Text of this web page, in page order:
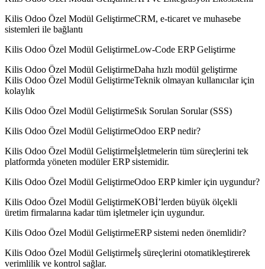
Kilis Odoo Özel Modül GeliştirmeCRM, e-ticaret ve muhasebe
sistemleri ile bağlantı
Kilis Odoo Özel Modül GeliştirmeLow-Code ERP Geliştirme
Kilis Odoo Özel Modül GeliştirmeDaha hızlı modül geliştirme
Kilis Odoo Özel Modül GeliştirmeTeknik olmayan kullanıcılar için
kolaylık
Kilis Odoo Özel Modül GeliştirmeSık Sorulan Sorular (SSS)
Kilis Odoo Özel Modül GeliştirmeOdoo ERP nedir?
Kilis Odoo Özel Modül Geliştirmeİşletmelerin tüm süreçlerini tek
platformda yöneten modüler ERP sistemidir.
Kilis Odoo Özel Modül GeliştirmeOdoo ERP kimler için uygundur?
Kilis Odoo Özel Modül GeliştirmeKOBİ’lerden büyük ölçekli
üretim firmalarına kadar tüm işletmeler için uygundur.
Kilis Odoo Özel Modül GeliştirmeERP sistemi neden önemlidir?
Kilis Odoo Özel Modül Geliştirmeİş süreçlerini otomatikleştirerek
verimlilik ve kontrol sağlar.